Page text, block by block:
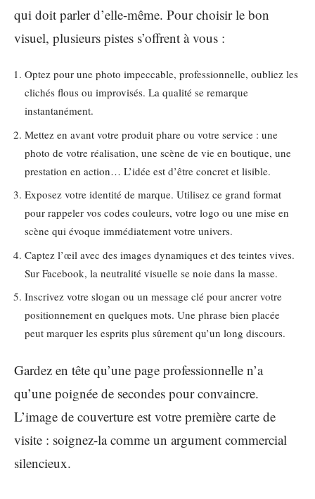
qui doit parler d’elle-même. Pour choisir le bon
visuel, plusieurs pistes s’offrent à vous :
Optez pour une photo impeccable, professionnelle, oubliez les
clichés flous ou improvisés. La qualité se remarque
instantanément.
Mettez en avant votre produit phare ou votre service : une
photo de votre réalisation, une scène de vie en boutique, une
prestation en action… L’idée est d’être concret et lisible.
Exposez votre identité de marque. Utilisez ce grand format
pour rappeler vos codes couleurs, votre logo ou une mise en
scène qui évoque immédiatement votre univers.
Captez l’œil avec des images dynamiques et des teintes vives.
Sur Facebook, la neutralité visuelle se noie dans la masse.
Inscrivez votre slogan ou un message clé pour ancrer votre
positionnement en quelques mots. Une phrase bien placée
peut marquer les esprits plus sûrement qu’un long discours.
Gardez en tête qu’une page professionnelle n’a
qu’une poignée de secondes pour convaincre.
L’image de couverture est votre première carte de
visite : soignez-la comme un argument commercial
silencieux.